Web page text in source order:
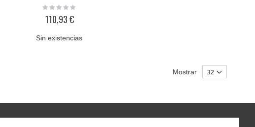
Rating:
110,93 €
Sin existencias
Mostrar